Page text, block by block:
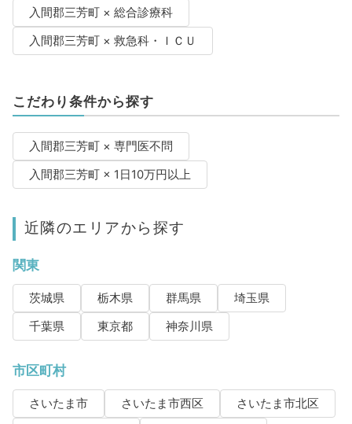
入間郡三芳町 × 総合診療科
入間郡三芳町 × 救急科・ＩＣＵ
こだわり条件から探す
入間郡三芳町 × 専門医不問
入間郡三芳町 × 1日10万円以上
近隣のエリアから探す
関東
茨城県 栃木県 群馬県
埼玉県
千葉県
東京都 神奈川県
市区町村
さいたま市 さいたま市西区
さいたま市北区